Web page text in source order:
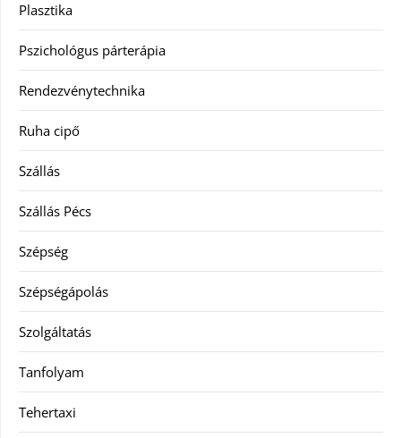
Plasztika
Pszichológus párterápia
Rendezvénytechnika
Ruha cipő
Szállás
Szállás Pécs
Szépség
Szépségápolás
Szolgáltatás
Tanfolyam
Tehertaxi